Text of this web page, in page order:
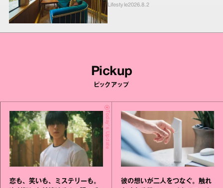
Lifestyle2026.8.2
Pickup
ピックアップ
Today's Update
恋も、笑いも、ミステリーも。
彼の想いが二人をつなぐ。触れ